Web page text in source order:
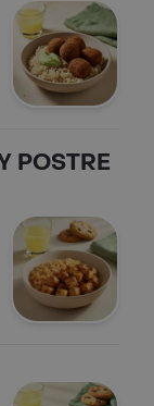
POSTRE